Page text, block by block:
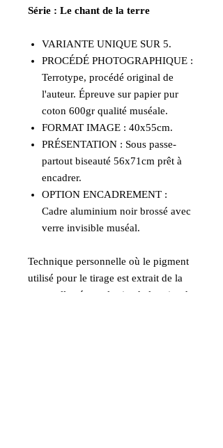
Série : Le chant de la terre
VARIANTE UNIQUE SUR 5.
PROCÉDÉ PHOTOGRAPHIQUE :
Terrotype, procédé original de
l'auteur. Épreuve sur papier pur
coton 600gr qualité muséale.
FORMAT IMAGE : 40x55cm.
PRÉSENTATION : Sous passe-
partout biseauté 56x71cm prêt à
encadrer.
OPTION ENCADREMENT :
Cadre aluminium noir brossé avec
verre invisible muséal.
Technique personnelle où le pigment
utilisé pour le tirage est extrait de la
terre collectée sur le site de la prise de